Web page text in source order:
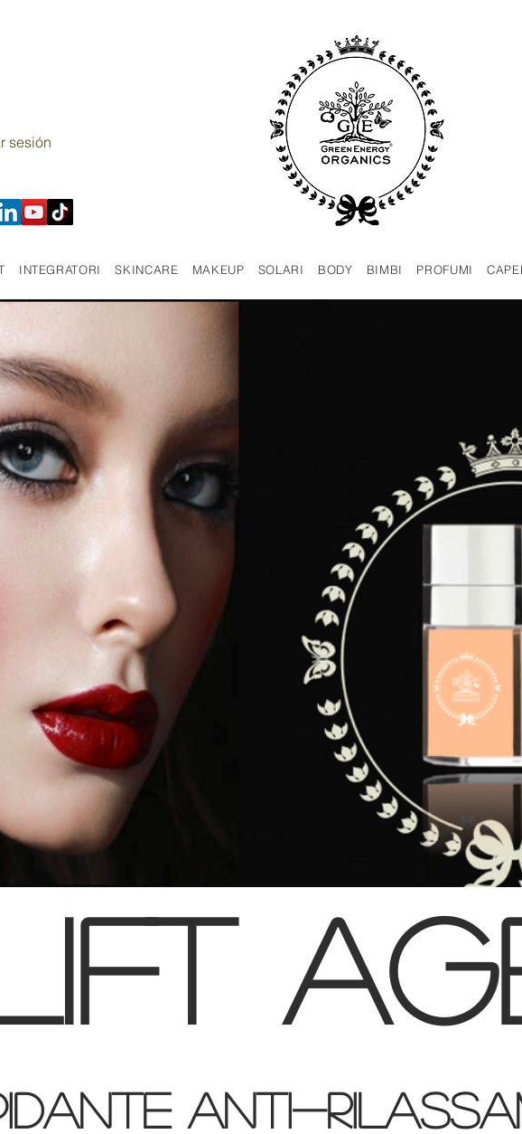
sesión
INTEGRATORI SKINCARE MAKEUP SOLARI BODY BIMBI PROFUMI
ANTI-